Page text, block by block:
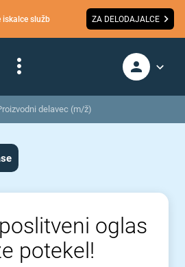
iskalce služb ZA DELODAJALCE
delavec (m/ž)
oglas
potekel!